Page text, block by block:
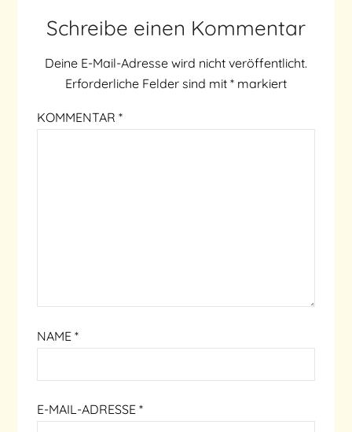
Schreibe einen Kommentar
Deine E-Mail-Adresse wird nicht veröffentlicht.
Erforderliche Felder sind mit * markiert
KOMMENTAR*
NAME*
E-MAIL-ADRESSE*